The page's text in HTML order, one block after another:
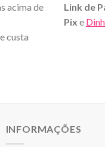
acima de
custa
Link de
Pix e
INFORMAÇÕES